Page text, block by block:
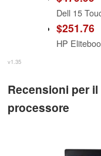
$251.76
v1.35
Recensioni per il
processore